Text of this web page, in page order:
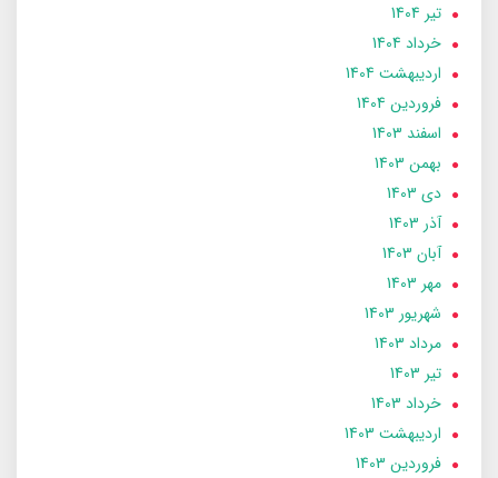
تير 1404
خرداد 1404
ارديبهشت 1404
فروردین 1404
اسفند 1403
بهمن 1403
دی 1403
آذر 1403
آبان 1403
مهر 1403
شهریور 1403
مرداد 1403
تير 1403
خرداد 1403
ارديبهشت 1403
فروردین 1403